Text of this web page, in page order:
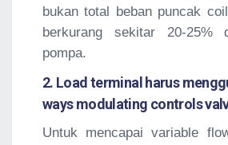
bukan total beban puncak
berkurang sekitar 20-25%
pompa.
2. Load terminal harus
ways modulating controls
Untuk mencapai variable